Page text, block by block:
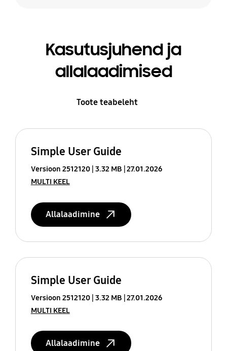
Kasutusjuhend ja
allalaadimised
Toote teabeleht
Simple User Guide
Versioon 2512120 3.32 MB 27.01.2026
MULTI KEEL
Allalaadimine
Simple User Guide
Versioon 2512120 3.32 MB 27.01.2026
MULTI KEEL
Allalaadimine